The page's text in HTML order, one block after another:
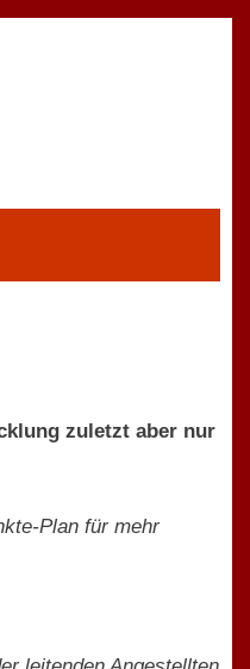
zuletzt aber nur
Plan für mehr